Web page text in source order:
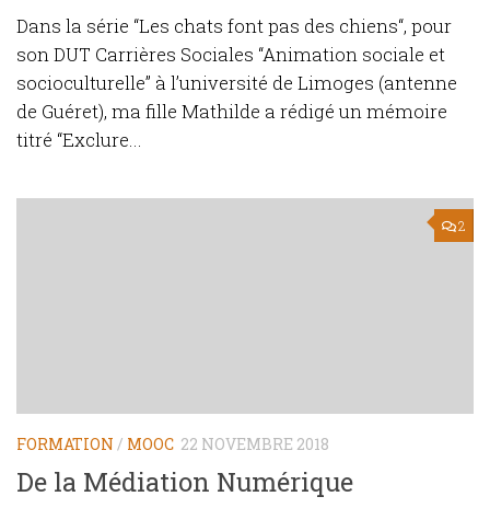
Dans la série “Les chats font pas des chiens“, pour
son DUT Carrières Sociales “Animation sociale et
socioculturelle” à l’université de Limoges (antenne
de Guéret), ma fille Mathilde a rédigé un mémoire
titré “Exclure...
2
FORMATION / MOOC 22 NOVEMBRE 2018
De la Médiation Numérique